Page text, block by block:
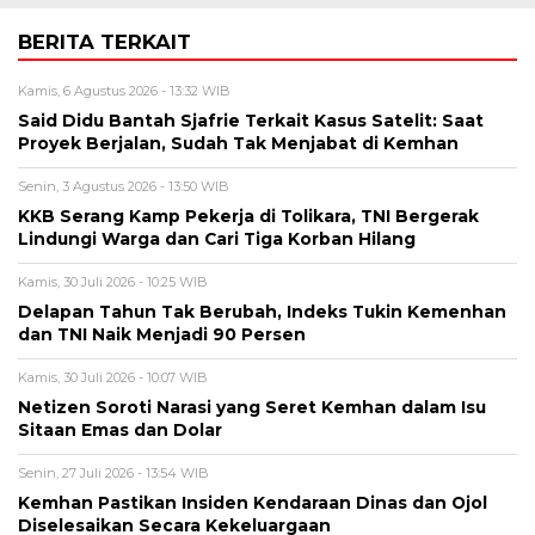
BERITA TERKAIT
Kamis, 6 Agustus 2026 - 13:32 WIB
Said Didu Bantah Sjafrie Terkait Kasus Satelit: Saat
Proyek Berjalan, Sudah Tak Menjabat di Kemhan
Senin, 3 Agustus 2026 - 13:50 WIB
KKB Serang Kamp Pekerja di Tolikara, TNI Bergerak
Lindungi Warga dan Cari Tiga Korban Hilang
Kamis, 30 Juli 2026 - 10:25 WIB
Delapan Tahun Tak Berubah, Indeks Tukin Kemenhan
dan TNI Naik Menjadi 90 Persen
Kamis, 30 Juli 2026 - 10:07 WIB
Netizen Soroti Narasi yang Seret Kemhan dalam Isu
Sitaan Emas dan Dolar
Senin, 27 Juli 2026 - 13:54 WIB
Kemhan Pastikan Insiden Kendaraan Dinas dan Ojol
Diselesaikan Secara Kekeluargaan